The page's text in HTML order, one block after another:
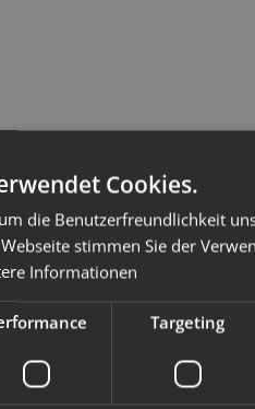
Cookies.
die Benutzerfreundlichkeit
stimmen Sie der
Informationen
Targeting